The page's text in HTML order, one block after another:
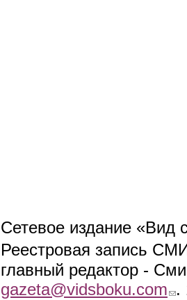
Сетевое издание «Вид
Реестровая запись
главный редактор -
gazeta@vidsboku.com (link
.